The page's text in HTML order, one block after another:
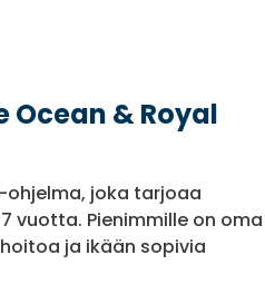
& Royal
ohjelma, joka tarjoaa
vuotta. Pienimmille on oma
ja ikään sopivia